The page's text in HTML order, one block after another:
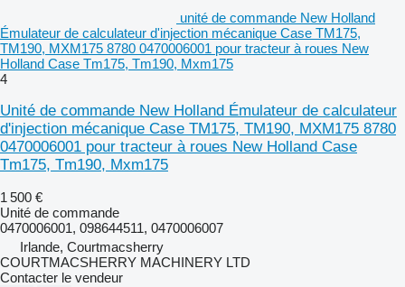
unité de commande New Holland
Émulateur de calculateur d'injection mécanique Case TM175,
TM190, MXM175 8780 0470006001 pour tracteur à roues New
Holland Case Tm175, Tm190, Mxm175
4
Unité de commande New Holland Émulateur de calculateur
d'injection mécanique Case TM175, TM190, MXM175 8780
0470006001 pour tracteur à roues New Holland Case
Tm175, Tm190, Mxm175
1 500 €
Unité de commande
0470006001, 098644511, 0470006007
Irlande, Courtmacsherry
COURTMACSHERRY MACHINERY LTD
Contacter le vendeur